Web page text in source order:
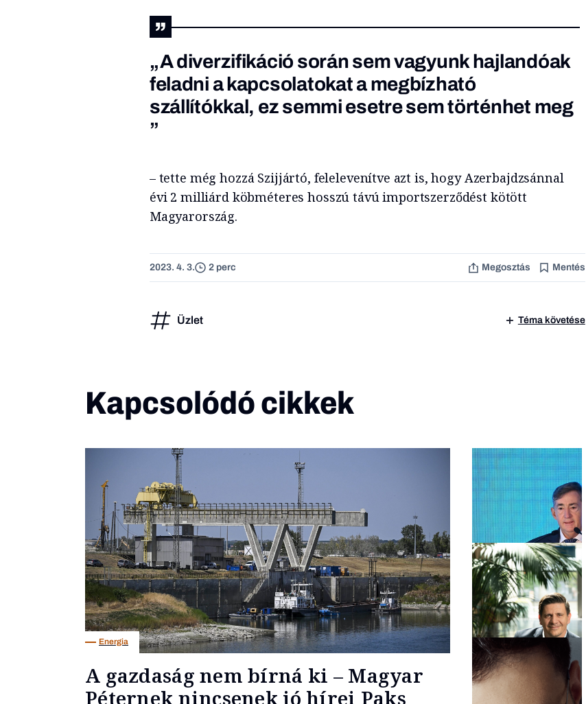
„A diverzifikáció során sem vagyunk hajlandóak
feladni a kapcsolatokat a megbízható
szállítókkal, ez semmi esetre sem történhet meg
”
– tette még hozzá Szijjártó, felelevenítve azt is, hogy Azerbajdzsánnal
évi 2 milliárd köbméteres hosszú távú importszerződést kötött
Magyarország.
2023. 4. 3. 2 perc Megosztás Mentés
Üzlet Téma követése
Kapcsolódó cikkek
Energia
A gazdaság nem bírná ki – Magyar
Péternek nincsenek jó hírei Paks